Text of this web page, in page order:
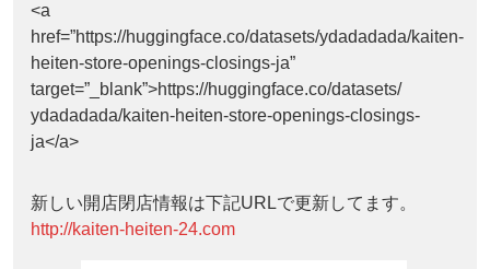
<a
href=”https://huggingface.co/datasets/ydadadada/kaiten-
heiten-store-openings-closings-ja”
target=”_blank”>https://huggingface.co/datasets/
ydadadada/kaiten-heiten-store-openings-closings-
ja</a>
新しい開店閉店情報は下記URLで更新してます。
http://kaiten-heiten-24.com